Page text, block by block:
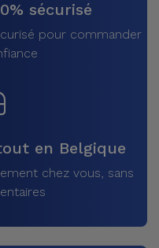
sécurisé
pour commander
en Belgique
chez vous, sans